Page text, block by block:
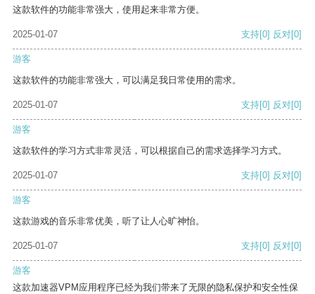
这款软件的功能非常强大，使用起来非常方便。
2025-01-07 支持[0] 反对[0]
游客
这款软件的功能非常强大，可以满足我日常使用的需求。
2025-01-07 支持[0] 反对[0]
游客
这款软件的学习方式非常灵活，可以根据自己的需求选择学习方式。
2025-01-07 支持[0] 反对[0]
游客
这款游戏的音乐非常优美，听了让人心旷神怡。
2025-01-07 支持[0] 反对[0]
游客
这款加速器VPM应用程序已经为我们带来了无限的隐私保护和安全性保